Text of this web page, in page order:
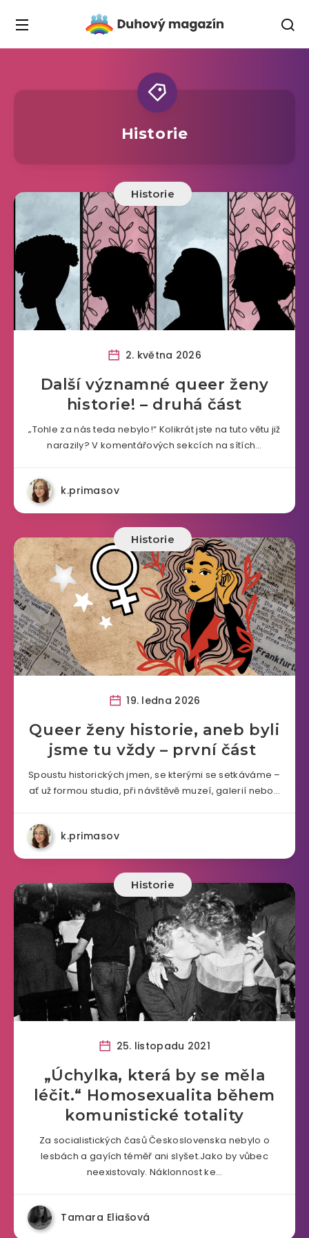
Historie
Historie
2. května 2026
Další významné queer ženy
historie! – druhá část
„Tohle za nás teda nebylo!“ Kolikrát jste na tuto větu již
narazily? V komentářových sekcích na sítích…
k.primasov
Historie
19. ledna 2026
Queer ženy historie, aneb byli
jsme tu vždy – první část
Spoustu historických jmen, se kterými se setkáváme –
ať už formou studia, při návštěvě muzeí, galerií nebo…
k.primasov
Historie
25. listopadu 2021
„Úchylka, která by se měla
léčit.“ Homosexualita během
komunistické totality
Za socialistických časů Československa nebylo o
lesbách a gayích téměř ani slyšet.Jako by vůbec
neexistovaly. Náklonnost ke…
Tamara Eliašová